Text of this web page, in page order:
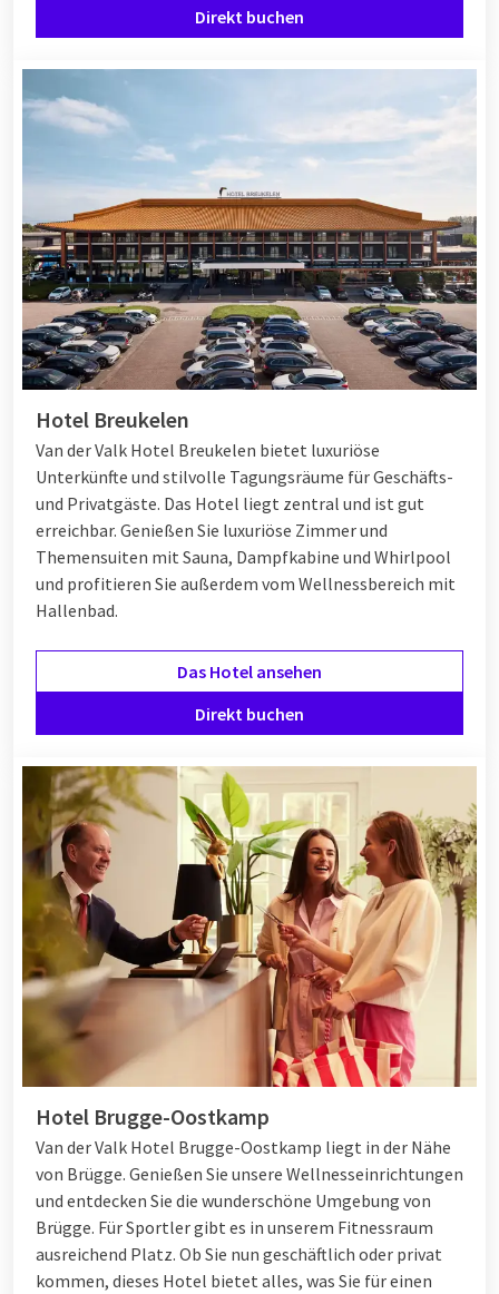
Direkt buchen
Hotel Breukelen
Van der Valk Hotel Breukelen bietet luxuriöse
Unterkünfte und stilvolle Tagungsräume für Geschäfts-
und Privatgäste. Das Hotel liegt zentral und ist gut
erreichbar. Genießen Sie luxuriöse Zimmer und
Themensuiten mit Sauna, Dampfkabine und Whirlpool
und profitieren Sie außerdem vom Wellnessbereich mit
Hallenbad.
Das Hotel ansehen
Direkt buchen
Hotel Brugge-Oostkamp
Van der Valk Hotel Brugge-Oostkamp liegt in der Nähe
von Brügge. Genießen Sie unsere Wellnesseinrichtungen
und entdecken Sie die wunderschöne Umgebung von
Brügge. Für Sportler gibt es in unserem Fitnessraum
ausreichend Platz. Ob Sie nun geschäftlich oder privat
kommen, dieses Hotel bietet alles, was Sie für einen